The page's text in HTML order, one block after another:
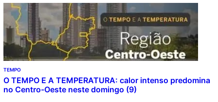
TEMPO
O TEMPO E A TEMPERATURA: calor intenso predomina
no Centro-Oeste neste domingo (9)